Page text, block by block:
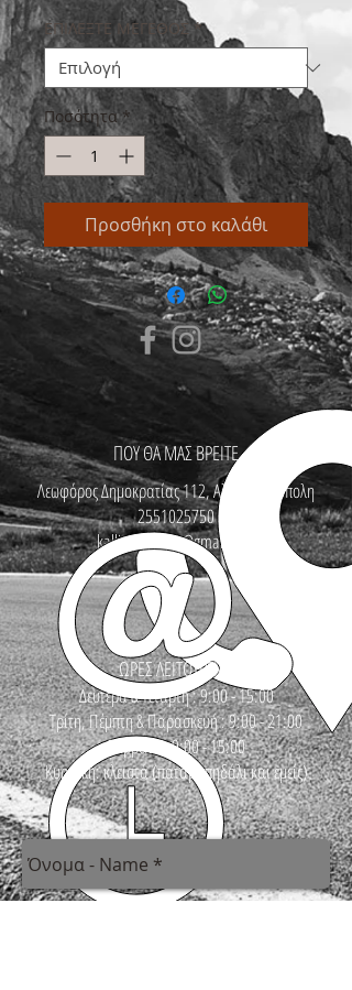
ΕΠΙΛΕΞΤΕ ΜΕΓΕΘΟΣ *
Ποσότητα *
Προσθήκη στο καλάθι
ΠΟΥ ΘΑ ΜΑΣ ΒΡΕΙΤΕ
Λεωφόρος Δημοκρατίας 112, Αλεξανδρούπολη
2551025750
kallinikosbikes@gmail.com
ΩΡΕΣ ΛΕΙΤΟΥΡΓΙΑΣ
Δευτέρα & Τετάρτη : 9:00 - 15:00
Τρίτη, Πέμπτη & Παρασκευή : 9:00 - 21:00
Σάββατο : 9:00 - 15:00
Κυριακή: κλειστά (πατάμε πηδάλι και εμείς)